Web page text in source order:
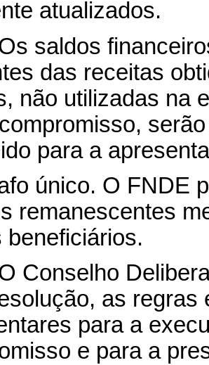
atualizados.
saldos
das receitas
não utilizadas na
para a
único. O FNDE
remanescentes
beneficiários.
Conselho
as regras
para a
e para a